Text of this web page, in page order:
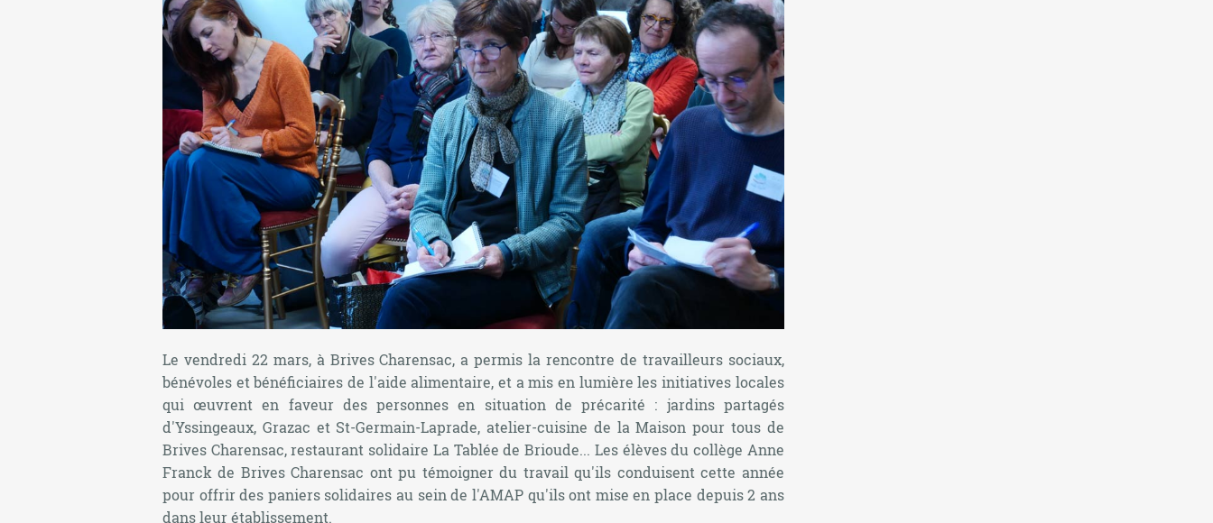
Le vendredi 22 mars, à Brives Charensac, a permis la rencontre de travailleurs sociaux,
bénévoles et bénéficiaires de l'aide alimentaire, et a mis en lumière les initiatives locales
qui œuvrent en faveur des personnes en situation de précarité : jardins partagés
d'Yssingeaux, Grazac et St-Germain-Laprade, atelier-cuisine de la Maison pour tous de
Brives Charensac, restaurant solidaire La Tablée de Brioude... Les élèves du collège Anne
Franck de Brives Charensac ont pu témoigner du travail qu'ils conduisent cette année
pour offrir des paniers solidaires au sein de l'AMAP qu'ils ont mise en place depuis 2 ans
dans leur établissement.